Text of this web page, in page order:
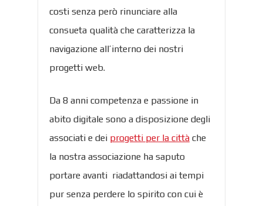
costi senza però rinunciare alla
consueta qualità che caratterizza la
navigazione all’interno dei nostri
progetti web.
Da 8 anni competenza e passione in
abito digitale sono a disposizione degli
associati e dei progetti per la città che
la nostra associazione ha saputo
portare avanti riadattandosi ai tempi
pur senza perdere lo spirito con cui è